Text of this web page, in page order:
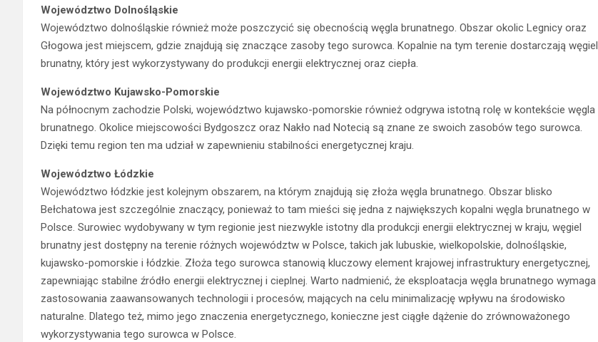
Województwo Dolnośląskie
Województwo dolnośląskie również może poszczycić się obecnością węgla brunatnego. Obszar okolic Legnicy oraz
Głogowa jest miejscem, gdzie znajdują się znaczące zasoby tego surowca. Kopalnie na tym terenie dostarczają węgiel
brunatny, który jest wykorzystywany do produkcji energii elektrycznej oraz ciepła.
Województwo Kujawsko-Pomorskie
Na północnym zachodzie Polski, województwo kujawsko-pomorskie również odgrywa istotną rolę w kontekście węgla
brunatnego. Okolice miejscowości Bydgoszcz oraz Nakło nad Notecią są znane ze swoich zasobów tego surowca.
Dzięki temu region ten ma udział w zapewnieniu stabilności energetycznej kraju.
Województwo Łódzkie
Województwo łódzkie jest kolejnym obszarem, na którym znajdują się złoża węgla brunatnego. Obszar blisko
Bełchatowa jest szczególnie znaczący, ponieważ to tam mieści się jedna z największych kopalni węgla brunatnego w
Polsce. Surowiec wydobywany w tym regionie jest niezwykle istotny dla produkcji energii elektrycznej w kraju, węgiel
brunatny jest dostępny na terenie różnych województw w Polsce, takich jak lubuskie, wielkopolskie, dolnośląskie,
kujawsko-pomorskie i łódzkie. Złoża tego surowca stanowią kluczowy element krajowej infrastruktury energetycznej,
zapewniając stabilne źródło energii elektrycznej i cieplnej. Warto nadmienić, że eksploatacja węgla brunatnego wymaga
zastosowania zaawansowanych technologii i procesów, mających na celu minimalizację wpływu na środowisko
naturalne. Dlatego też, mimo jego znaczenia energetycznego, konieczne jest ciągłe dążenie do zrównoważonego
wykorzystywania tego surowca w Polsce.